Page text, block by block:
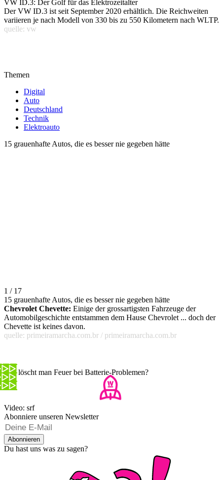
VW ID.3: Der Golf für das Elektrozeitalter
Der VW ID.3 ist seit September 2020 erhältlich. Die Reichweiten
variieren je nach Modell von 330 bis zu 550 Kilometern nach WLTP.
quelle: vw
Themen
Digital
Auto
Deutschland
Technik
Elektroauto
15 grauenhafte Autos, die es besser nie gegeben hätte
1 / 17
15 grauenhafte Autos, die es besser nie gegeben hätte
Chevrolet Chevette: Einige der grossartigsten Fahrzeuge der
Automobilgeschichte entstammen dem Hause Chevrolet ... doch der
Chevette ist keines davon.
quelle: primeiramarcha.com.br / primeiramarcha.com.br
Wie löscht man Feuer bei Batterie-Problemen?
Video: srf
Abonniere unseren Newsletter
Abonnieren
Du hast uns was zu sagen?